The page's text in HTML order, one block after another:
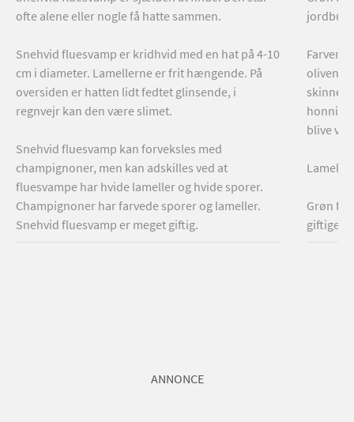
ofte alene eller nogle få hatte sammen.
Snehvid fluesvamp er kridhvid med en hat på 4-10
cm i diameter. Lamellerne er frit hængende. På
oversiden er hatten lidt fedtet glinsende, i
regnvejr kan den være slimet.
Snehvid fluesvamp kan forveksles med
champignoner, men kan adskilles ved at
fluesvampe har hvide lameller og hvide sporer.
Champignoner har farvede sporer og lameller.
Snehvid fluesvamp er meget giftig.
Farven
oliven-
blive
Grøn
giftige
ANNONCE